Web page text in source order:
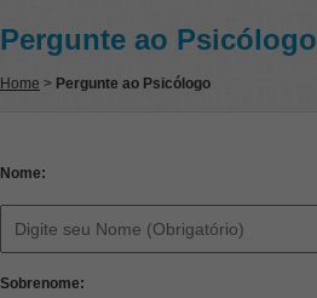
Pergunte ao Psicólogo
Home > Pergunte ao Psicólogo
Nome:
Sobrenome: